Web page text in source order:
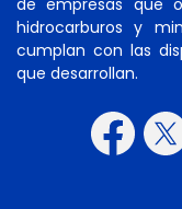
hidrocarburos y
cumplan con las
que desarrollan.